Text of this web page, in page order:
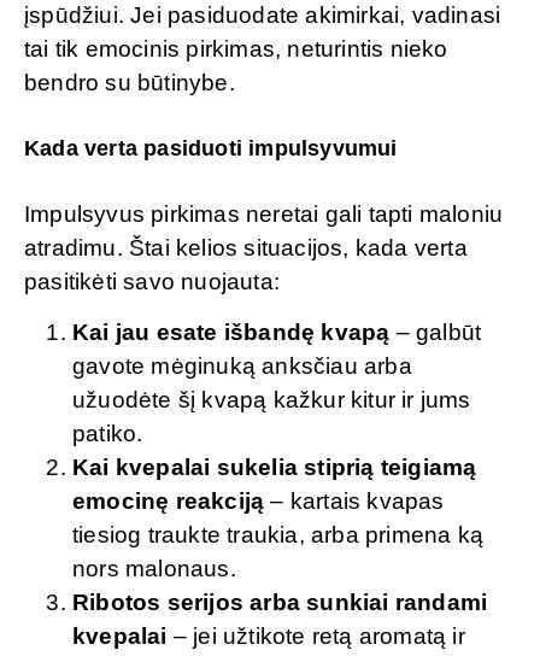
įspūdžiui. Jei pasiduodate akimirkai, vadinasi
tai tik emocinis pirkimas, neturintis nieko
bendro su būtinybe.
Kada verta pasiduoti impulsyvumui
Impulsyvus pirkimas neretai gali tapti maloniu
atradimu. Štai kelios situacijos, kada verta
pasitikėti savo nuojauta:
Kai jau esate išbandę kvapą – galbūt
gavote mėginuką anksčiau arba
užuodėte šį kvapą kažkur kitur ir jums
patiko.
Kai kvepalai sukelia stiprią teigiamą
emocinę reakciją – kartais kvapas
tiesiog traukte traukia, arba primena ką
nors malonaus.
Ribotos serijos arba sunkiai randami
kvepalai – jei užtikote retą aromatą ir